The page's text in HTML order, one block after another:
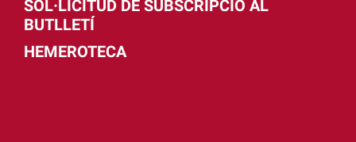
SOL·LICITUD DE SUBSCRIPCIÓ AL
BUTLLETÍ
HEMEROTECA